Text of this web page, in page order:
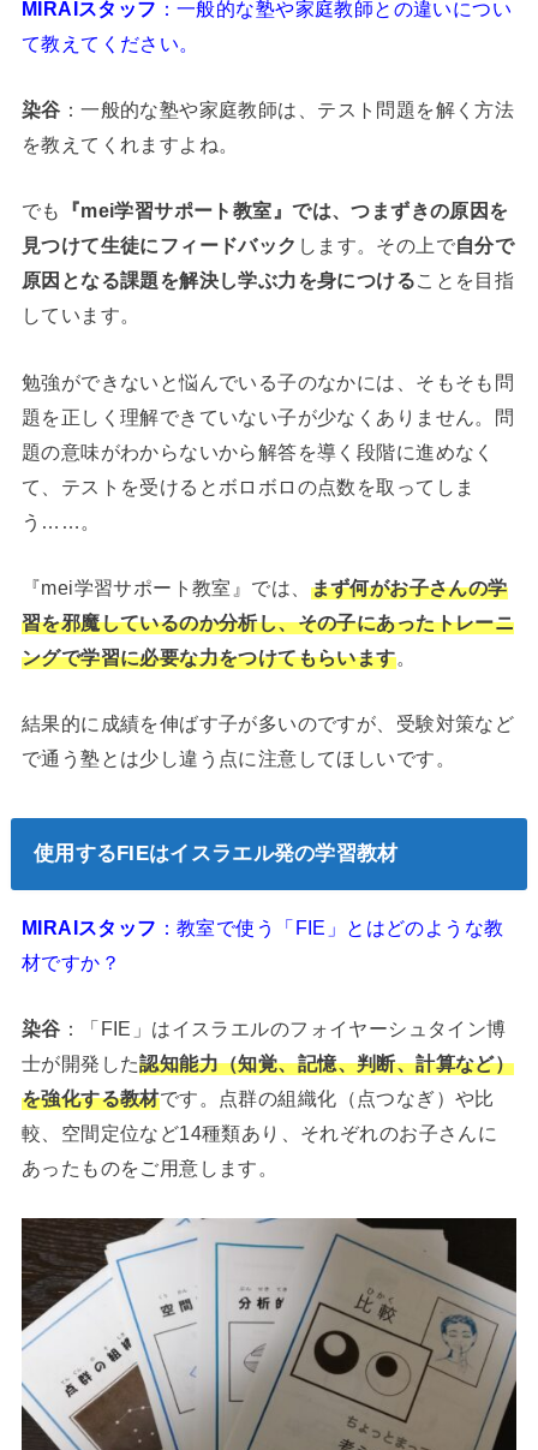
MIRAIスタッフ ：一般的な塾や家庭教師との違いについ
て教えてください。
染谷 ：一般的な塾や家庭教師は、テスト問題を解く方法
を教えてくれますよね。
でも
『mei学習サポート教室』では、つまずきの原因を
見つけて生徒にフィードバック します。その上で自分で
原因となる課題を解決し学ぶ力を身につけることを目指
しています。
勉強ができないと悩んでいる子のなかには、そもそも問
題を正しく理解できていない子が少なくありません。問
題の意味がわからないから解答を導く段階に進めなく
て、テストを受けるとボロボロの点数を取ってしま
う……。
『mei学習サポート教室』では、 まず何がお子さんの学
習を邪魔しているのか分析し、その子にあったトレーニ
ングで学習に必要な力をつけてもらいます。
結果的に成績を伸ばす子が多いのですが、受験対策など
で通う塾とは少し違う点に注意してほしいです。
使用するFIEはイスラエル発の学習教材
MIRAIスタッフ ：教室で使う「FIE」とはどのような教
材ですか？
染谷 ：「FIE」はイスラエルのフォイヤーシュタイン博
士が開発した認知能力（知覚、記憶、判断、計算など）
を強化する教材です。点群の組織化（点つなぎ）や比
較、空間定位など14種類あり、それぞれのお子さんに
あったものをご用意します。